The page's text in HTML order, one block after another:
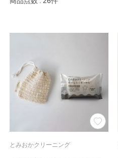
とみおかクリーニング